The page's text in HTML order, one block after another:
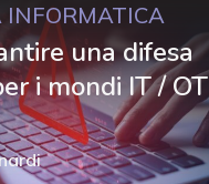
INFORMATICA
una difesa
i mondi IT / OT